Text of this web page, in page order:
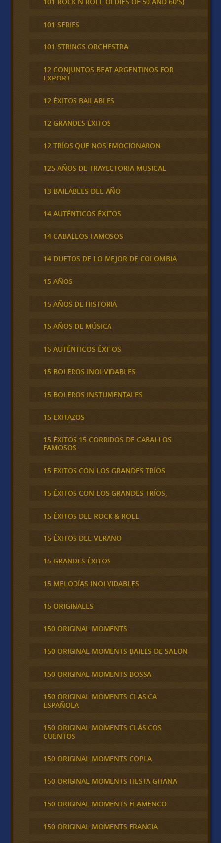
101 SERIES
101 STRINGS ORCHESTRA
12 CONJUNTOS BEAT ARGENTINOS FOR
EXPORT
12 ÉXITOS BAILABLES
12 GRANDES ÉXITOS
12 TRÍOS QUE NOS EMOCIONARON
125 AÑOS DE TRAYECTORIA MUSICAL
13 BAILABLES DEL AÑO
14 AUTÉNTICOS ÉXITOS
14 CABALLOS FAMOSOS
14 DUETOS DE LO MEJOR DE COLOMBIA
15 AÑOS
15 AÑOS DE HISTORIA
15 AÑOS DE MÚSICA
15 AUTÉNTICOS ÉXITOS
15 BOLEROS INOLVIDABLES
15 BOLEROS INSTUMENTALES
15 EXITAZOS
15 ÉXITOS 15 CORRIDOS DE CABALLOS
FAMOSOS
15 EXITOS CON LOS GRANDES TRÍOS
15 ÉXITOS CON LOS GRANDES TRÍOS,
15 ÉXITOS DEL ROCK & ROLL
15 ÉXITOS DEL VERANO
15 GRANDES ÉXITOS
15 MELODÍAS INOLVIDABLES
15 ORIGINALES
150 ORIGINAL MOMENTS
150 ORIGINAL MOMENTS BAILES DE SALON
150 ORIGINAL MOMENTS BOSSA
150 ORIGINAL MOMENTS CLASICA
ESPAÑOLA
150 ORIGINAL MOMENTS CLÁSICOS
CUENTOS
150 ORIGINAL MOMENTS COPLA
150 ORIGINAL MOMENTS FIESTA GITANA
150 ORIGINAL MOMENTS FLAMENCO
150 ORIGINAL MOMENTS FRANCIA